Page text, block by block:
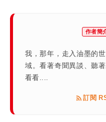
作者簡
我，那年，走入油墨的
域。看著奇聞異談、聽
看看....
訂閱